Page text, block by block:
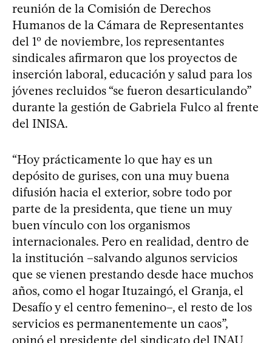
reunión de la Comisión de Derechos
Humanos de la Cámara de Representantes
del 1º de noviembre, los representantes
sindicales afirmaron que los proyectos de
inserción laboral, educación y salud para los
jóvenes recluidos “se fueron desarticulando”
durante la gestión de Gabriela Fulco al frente
del INISA.
“Hoy prácticamente lo que hay es un
depósito de gurises, con una muy buena
difusión hacia el exterior, sobre todo por
parte de la presidenta, que tiene un muy
buen vínculo con los organismos
internacionales. Pero en realidad, dentro de
la institución –salvando algunos servicios
que se vienen prestando desde hace muchos
años, como el hogar Ituzaingó, el Granja, el
Desafío y el centro femenino–, el resto de los
servicios es permanentemente un caos”,
opinó el presidente del sindicato del INAU